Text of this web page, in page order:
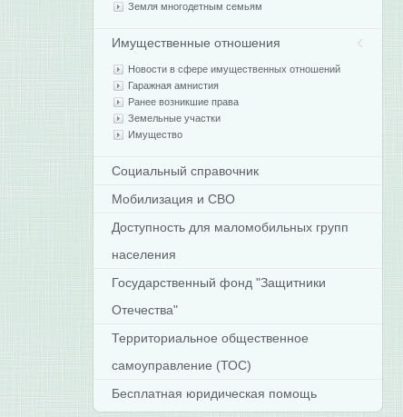
Земля многодетным семьям
Имущественные отношения
Новости в сфере имущественных отношений
Гаражная амнистия
Ранее возникшие права
Земельные участки
Имущество
Социальный справочник
Мобилизация и СВО
Доступность для маломобильных групп
населения
Государственный фонд "Защитники
Отечества"
Территориальное общественное
самоуправление (ТОС)
Бесплатная юридическая помощь